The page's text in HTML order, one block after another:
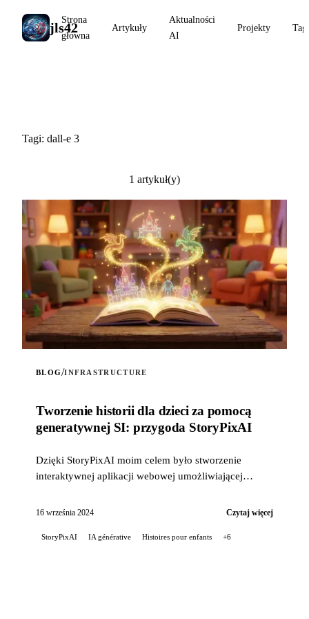
jls42
Strona
główna
Artykuły
Aktualności
AI
Projekty Tagi
Tagi: dall-e 3
1 artykuł(y)
BLOG/INFRASTRUCTURE
Tworzenie historii dla dzieci za pomocą
generatywnej SI: przygoda StoryPixAI
Dzięki StoryPixAI moim celem było stworzenie
interaktywnej aplikacji webowej umożliwiającej
wzbogaconych o ...
16 września 2024 Czytaj więcej
StoryPixAI IA générative Histoires pour enfants +6